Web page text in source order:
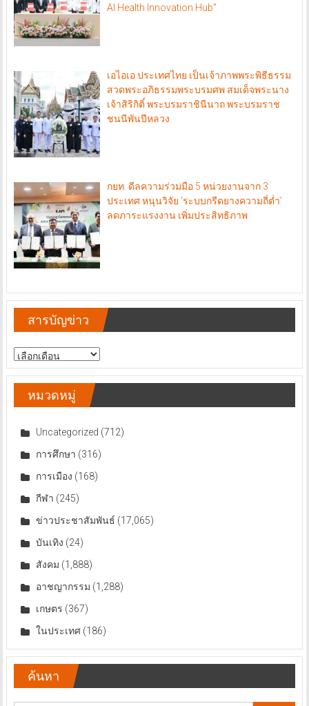
AI Health Innovation Hub”
เอไอเอ ประเทศไทย เป็นเจ้าภาพพระพิธีธรรม
สวดพระอภิธรรมพระบรมศพ สมเด็จพระนาง
เจ้าสิริกิติ์ พระบรมราชินีนาถ พระบรมราช
ชนนีพันปีหลวง
กยท. ดีลความร่วมมือ 5 หน่วยงานจาก 3
ประเทศ หนุนวิจัย ‘ระบบกรีดยางความถี่ต่ำ’
ลดภาระแรงงาน เพิ่มประสิทธิภาพ
สารบัญข่าว
สารบัญ
ข่าว
หมวดหมู่
Uncategorized (712)
การศึกษา (316)
การเมือง (168)
กีฬา (245)
ข่าวประชาสัมพันธ์ (17,065)
บันเทิง (24)
สังคม (1,888)
อาชญากรรม (1,288)
เกษตร (367)
ในประเทศ(186)
ค้นหา